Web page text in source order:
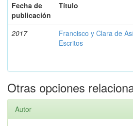
Fecha de
publicación
Título
2017
Francisco y Clara de
Escritos
Otras opciones
Autor